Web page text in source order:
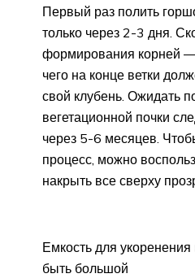
Первый раз полить
только через 2-3 дня.
формирования корней
чего на конце ветки
свой клубень. Ожидать
вегетационной почки
через 5-6 месяцев.
процесс, можно
накрыть все сверху
Емкость для
быть большой